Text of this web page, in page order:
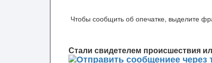
Стали свидетелем происшествия
Чтобы сообщить об опечатке, выделите